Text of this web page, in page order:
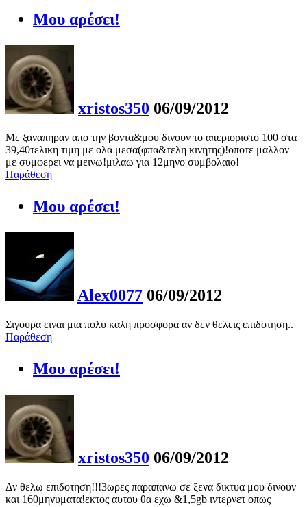
Μου αρέσει!
xristos350 06/09/2012
Με ξαναπηραν απο την βοντα&μου δινουν το απεριοριστο 100 στα
39,40τελικη τιμη με ολα μεσα(φπα&τελη κινητης)!οποτε μαλλον
με συμφερει να μεινω!μιλαω για 12μηνο συμβολαιο!
Παράθεση
Μου αρέσει!
Alex0077 06/09/2012
Σιγουρα ειναι μια πολυ καλη προσφορα αν δεν θελεις επιδοτηση..
Παράθεση
Μου αρέσει!
xristos350 06/09/2012
Δν θελω επιδοτηση!!!3ωρες παραπανω σε ξενα δικτυα μου δινουν
και 160μηνυματα!εκτος αυτου θα εχω &1,5gb ιντερνετ οπως